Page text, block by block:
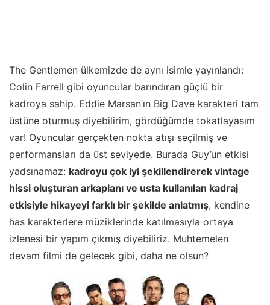
The Gentlemen ülkemizde de aynı isimle yayınlandı:
Colin Farrell gibi oyuncular barındıran güçlü bir
kadroya sahip. Eddie Marsan’ın Big Dave karakteri tam
üstüne oturmuş diyebilirim, gördüğümde tokatlayasım
var! Oyuncular gerçekten nokta atışı seçilmiş ve
performansları da üst seviyede. Burada Guy’un etkisi
yadsınamaz: kadroyu çok iyi şekillendirerek vintage
hissi oluşturan arkaplanı ve usta kullanılan kadraj
etkisiyle hikayeyi farklı bir şekilde anlatmış, kendine
has karakterlere müziklerinde katılmasıyla ortaya
izlenesi bir yapım çıkmış diyebiliriz. Muhtemelen
devam filmi de gelecek gibi, daha ne olsun?